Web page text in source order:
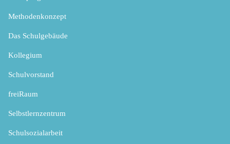
Methodenkonzept
Das Schulgebäude
Kollegium
Schulvorstand
freiRaum
Selbstlernzentrum
Schulsozialarbeit